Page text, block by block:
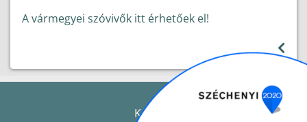
A vármegyei szóvivők itt érhetőek el!
KAPCSOLAT